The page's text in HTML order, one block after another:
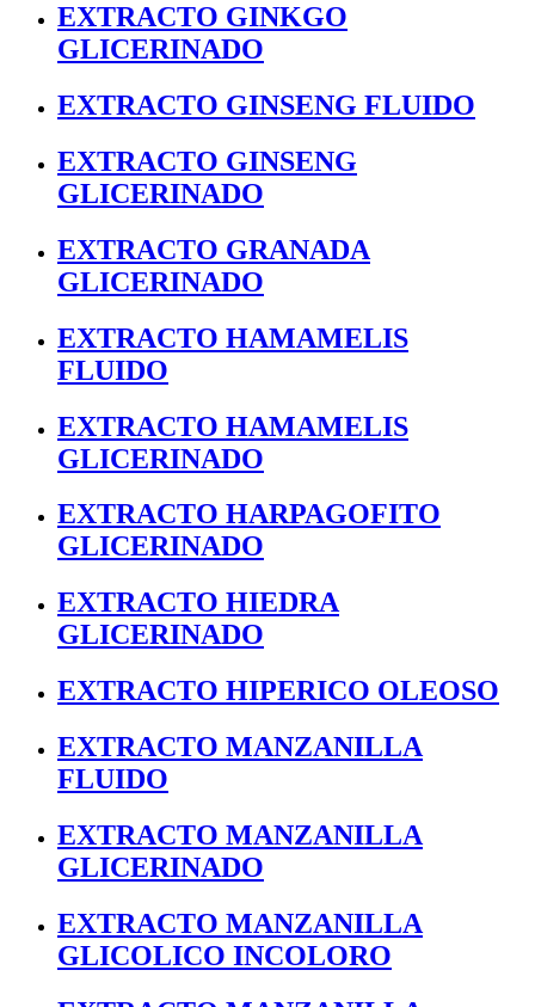
EXTRACTO GINKGO
GLICERINADO
EXTRACTO GINSENG FLUIDO
EXTRACTO GINSENG
GLICERINADO
EXTRACTO GRANADA
GLICERINADO
EXTRACTO HAMAMELIS
FLUIDO
EXTRACTO HAMAMELIS
GLICERINADO
EXTRACTO HARPAGOFITO
GLICERINADO
EXTRACTO HIEDRA
GLICERINADO
EXTRACTO HIPERICO OLEOSO
EXTRACTO MANZANILLA
FLUIDO
EXTRACTO MANZANILLA
GLICERINADO
EXTRACTO MANZANILLA
GLICOLICO INCOLORO